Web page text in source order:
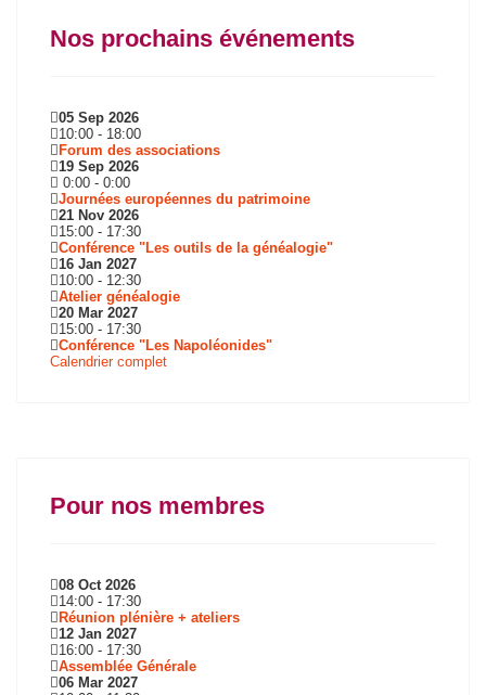
Nos prochains événements
05 Sep 2026
10:00 - 18:00
Forum des associations
19 Sep 2026
0:00 - 0:00
Journées européennes du patrimoine
21 Nov 2026
15:00 - 17:30
Conférence "Les outils de la généalogie"
16 Jan 2027
10:00 - 12:30
Atelier généalogie
20 Mar 2027
15:00 - 17:30
Conférence "Les Napoléonides"
Calendrier complet
Pour nos membres
08 Oct 2026
14:00 - 17:30
Réunion plénière + ateliers
12 Jan 2027
16:00 - 17:30
Assemblée Générale
06 Mar 2027